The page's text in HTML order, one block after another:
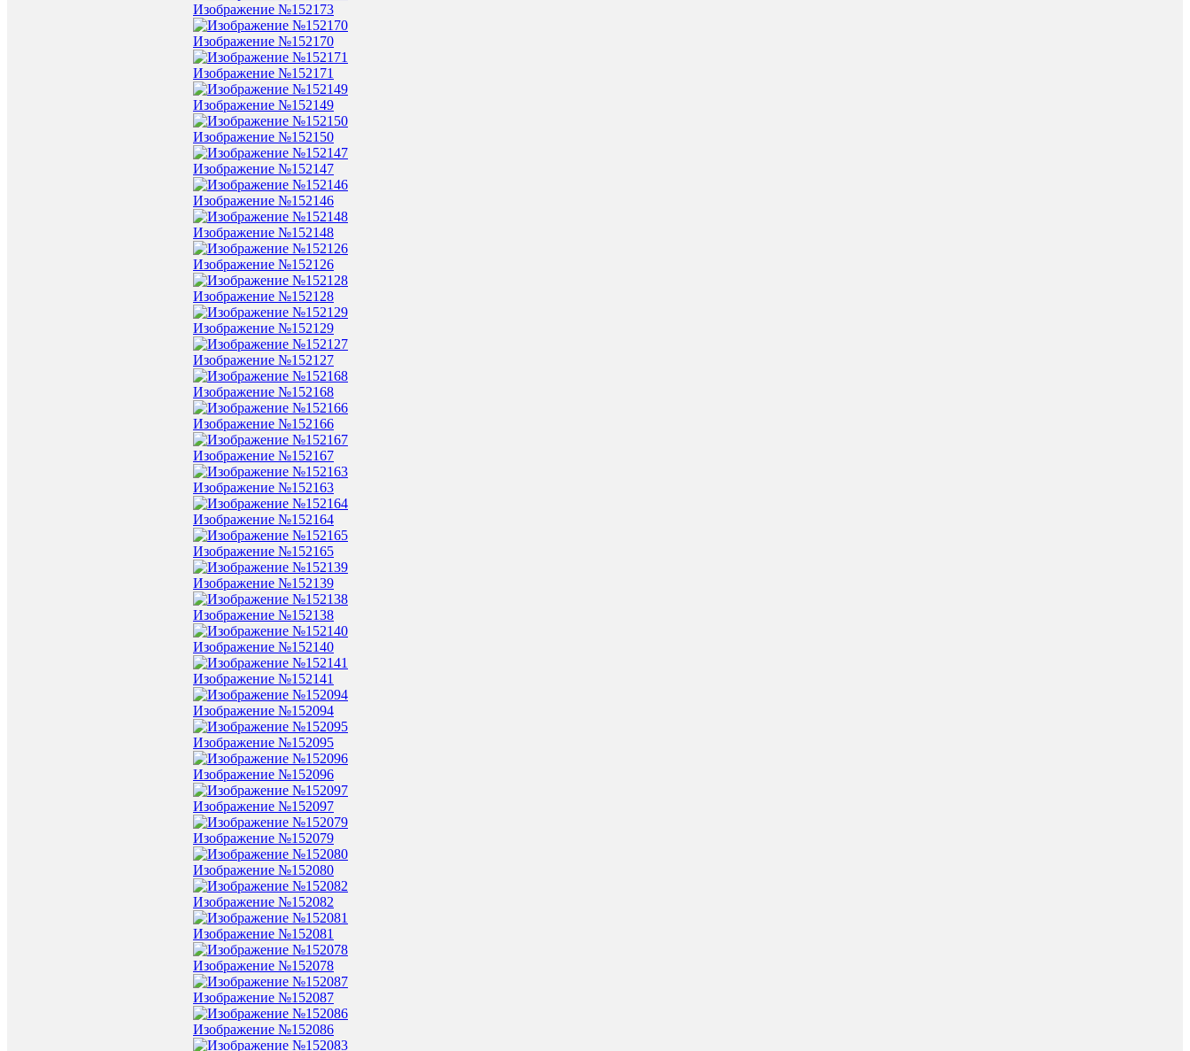
Изображение №152173
Изображение №152170
Изображение №152171
Изображение №152149
Изображение №152150
Изображение №152147
Изображение №152146
Изображение №152148
Изображение №152126
Изображение №152128
Изображение №152129
Изображение №152127
Изображение №152168
Изображение №152166
Изображение №152167
Изображение №152163
Изображение №152164
Изображение №152165
Изображение №152139
Изображение №152138
Изображение №152140
Изображение №152141
Изображение №152094
Изображение №152095
Изображение №152096
Изображение №152097
Изображение №152079
Изображение №152080
Изображение №152082
Изображение №152081
Изображение №152078
Изображение №152087
Изображение №152086